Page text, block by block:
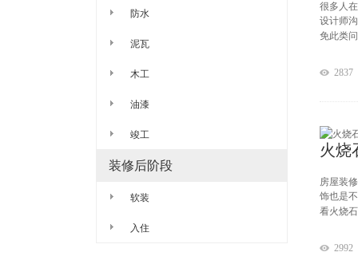
防水
泥瓦
木工
油漆
竣工
装修后阶段
软装
入住
很多人
设计师
免此类
2837
火烧
房屋装
饰也是
看火烧
2992